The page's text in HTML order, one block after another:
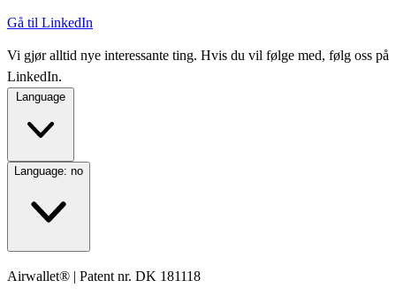
Gå til LinkedIn
Vi gjør alltid nye interessante ting. Hvis du vil følge med, følg oss på
LinkedIn.
Language: no
Airwallet® | Patent nr. DK 181118